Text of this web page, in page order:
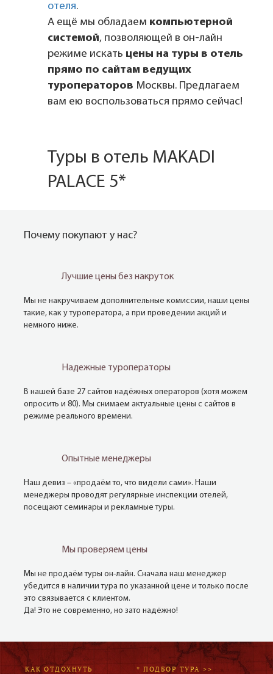
отеля.
А ещё мы обладаем компьютерной
системой, позволяющей в он-лайн
режиме искать цены на туры в отель
прямо по сайтам ведущих
туроператоров Москвы. Предлагаем
вам ею воспользоваться прямо сейчас!
Туры в отель MAKADI
PALACE 5*
Почему покупают у нас?
Лучшие цены без накруток
Мы не накручиваем дополнительные комиссии, наши цены
такие, как у туроператора, а при проведении акций и
немного ниже.
Надежные туроператоры
В нашей базе 27 сайтов надёжных операторов (хотя можем
опросить и 80). Мы снимаем актуальные цены с сайтов в
режиме реального времени.
Опытные менеджеры
Наш девиз – «продаём то, что видели сами». Наши
менеджеры проводят регулярные инспекции отелей,
посещают семинары и рекламные туры.
Мы проверяем цены
Мы не продаём туры он-лайн. Сначала наш менеджер
убедится в наличии тура по указанной цене и только после
это связывается с клиентом.
Да! Это не современно, но зато надёжно!
КАК ОТДОХНУТЬ * ПОДБОР ТУРА >>